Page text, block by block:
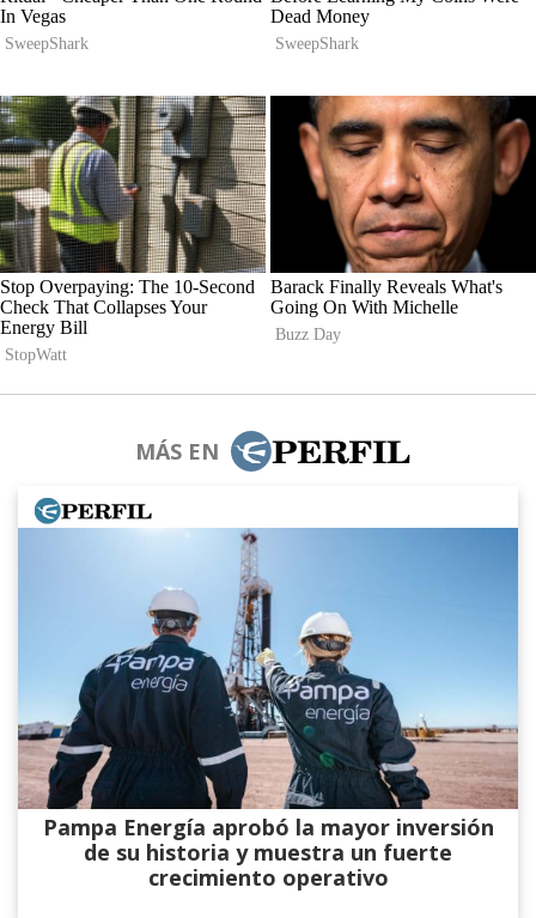
MÁS EN
Pampa Energía aprobó la mayor inversión
de su historia y muestra un fuerte
crecimiento operativo